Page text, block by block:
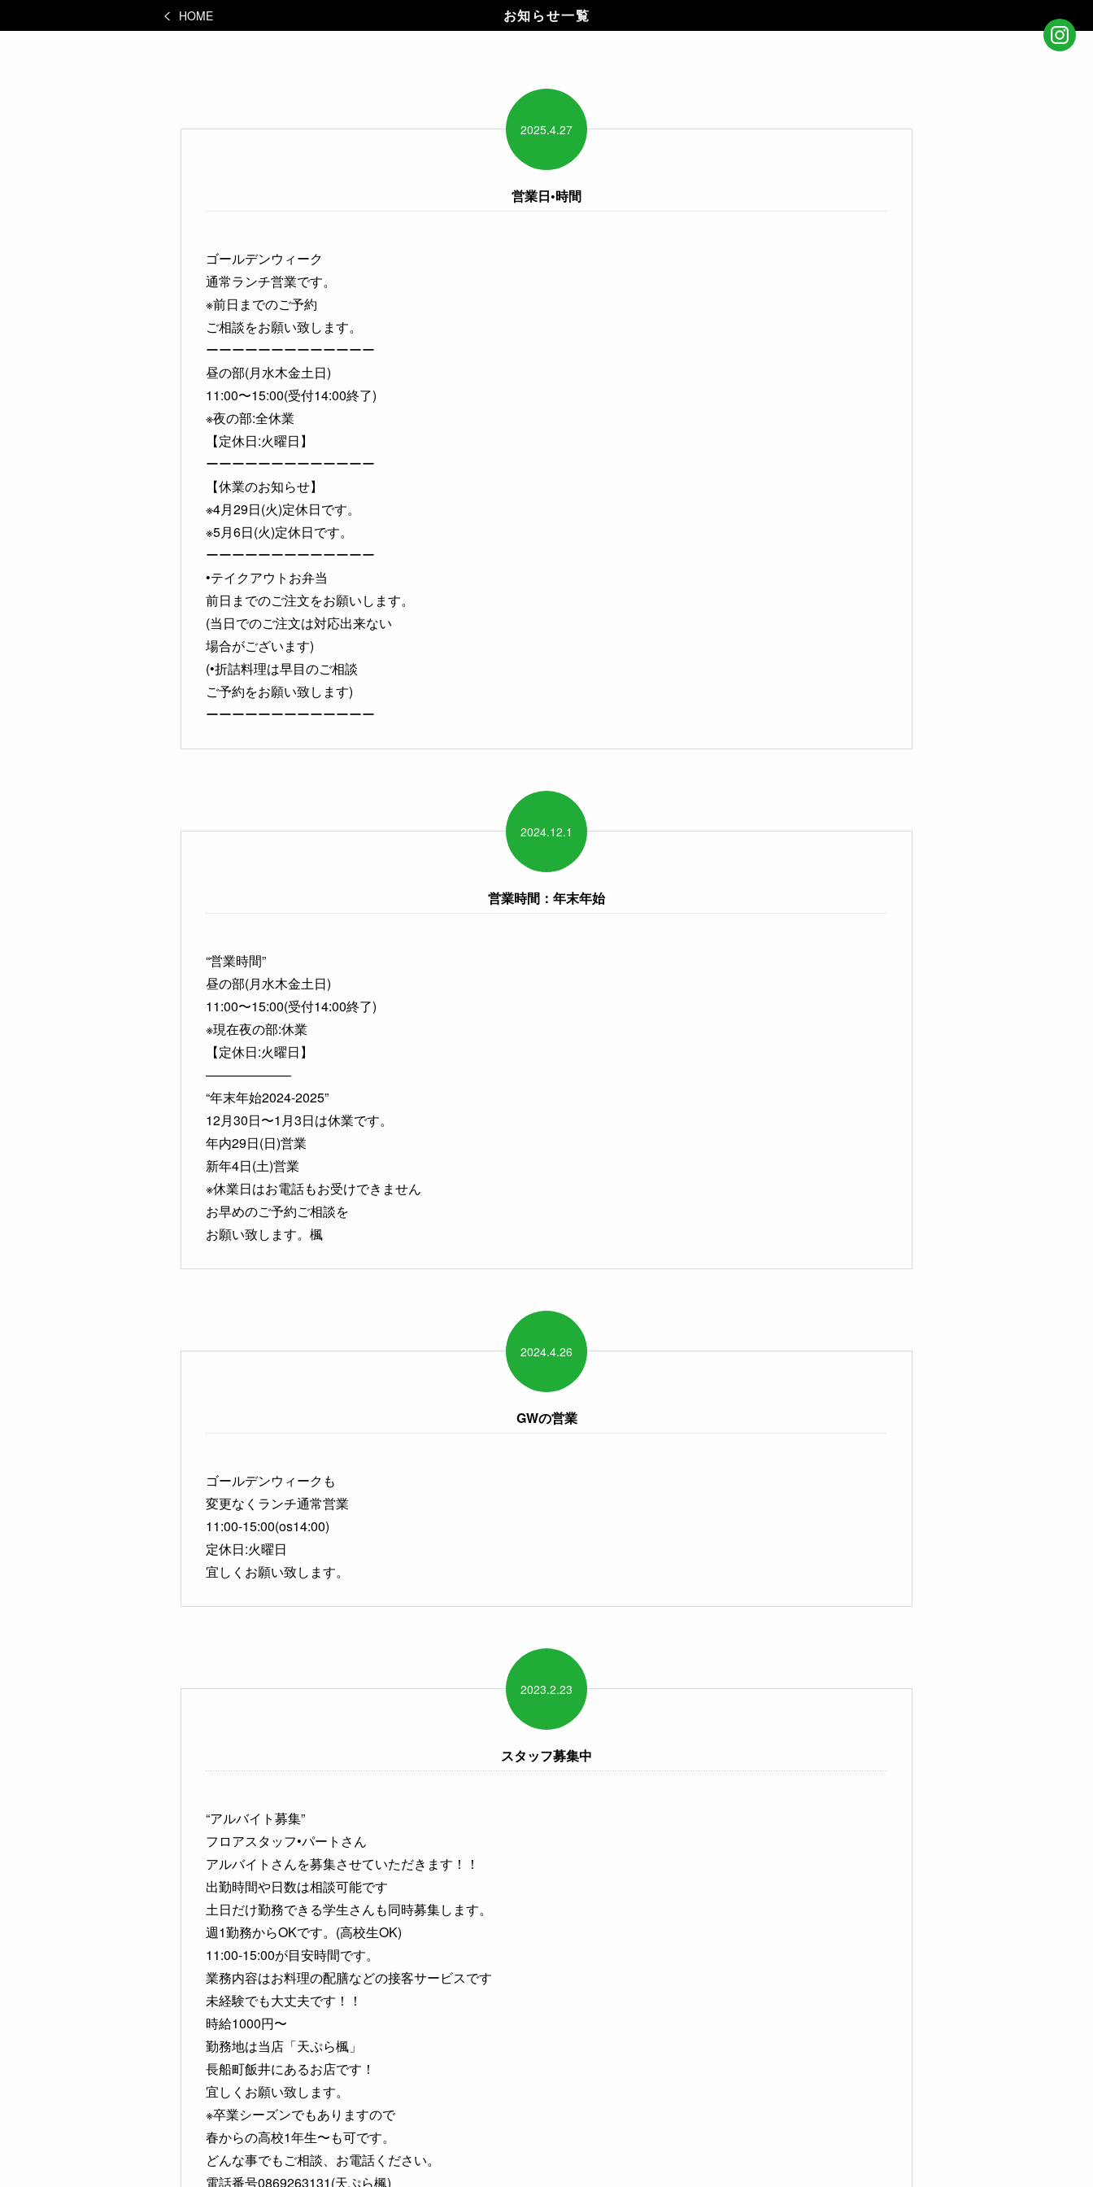
HOME お知らせ一覧
2025.4.27
営業日•時間
ゴールデンウィーク
通常ランチ営業です。
※前日までのご予約
ご相談をお願い致します。
ーーーーーーーーーーーーー
昼の部(月水木金土日)
11:00〜15:00(受付14:00終了)
※夜の部:全休業
【定休日:火曜日】
ーーーーーーーーーーーーー
【休業のお知らせ】
※4月29日(火)定休日です。
※5月6日(火)定休日です。
ーーーーーーーーーーーーー
•テイクアウトお弁当
前日までのご注文をお願いします。
(当日でのご注文は対応出来ない
場合がございます)
(•折詰料理は早目のご相談
ご予約をお願い致します)
ーーーーーーーーーーーーー
2024.12.1
営業時間：年末年始
“営業時間”
昼の部(月水木金土日)
11:00〜15:00(受付14:00終了)
※現在夜の部:休業
【定休日:火曜日】
——————–
“年末年始2024-2025”
12月30日〜1月3日は休業です。
年内29日(日)営業
新年4日(土)営業
※休業日はお電話もお受けできません
お早めのご予約ご相談を
お願い致します。楓
2024.4.26
GWの営業
ゴールデンウィークも
変更なくランチ通常営業
11:00-15:00(os14:00)
定休日:火曜日
宜しくお願い致します。
2023.2.23
スタッフ募集中
“アルバイト募集”
フロアスタッフ•パートさん
アルバイトさんを募集させていただきます！！
出勤時間や日数は相談可能です
土日だけ勤務できる学生さんも同時募集します。
週1勤務からOKです。(高校生OK)
11:00-15:00が目安時間です。
業務内容はお料理の配膳などの接客サービスです
未経験でも大丈夫です！！
時給1000円〜
勤務地は当店「天ぷら楓」
長船町飯井にあるお店です！
宜しくお願い致します。
※卒業シーズンでもありますので
春からの高校1年生〜も可です。
どんな事でもご相談、お電話ください。
電話番号0869263131(天ぷら楓)